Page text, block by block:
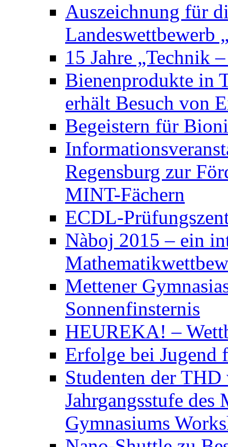
Auszeichnung für
Landeswettbewerb
15 Jahre „Technik
Bienenprodukte in
erhält Besuch von
Begeistern für
Regensburg zur
MINT-Fächern
ECDL-
Nàboj 2015 – ein
Mettener
Sonnenfinsternis
HEUREKA! –
Erfolge bei Jugend
Studenten der
Jahrgangsstufe
Gymnasiums